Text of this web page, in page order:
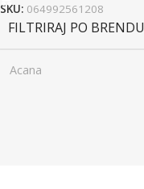
SKU: 064992561208
FILTRIRAJ PO BRENDU
Acana